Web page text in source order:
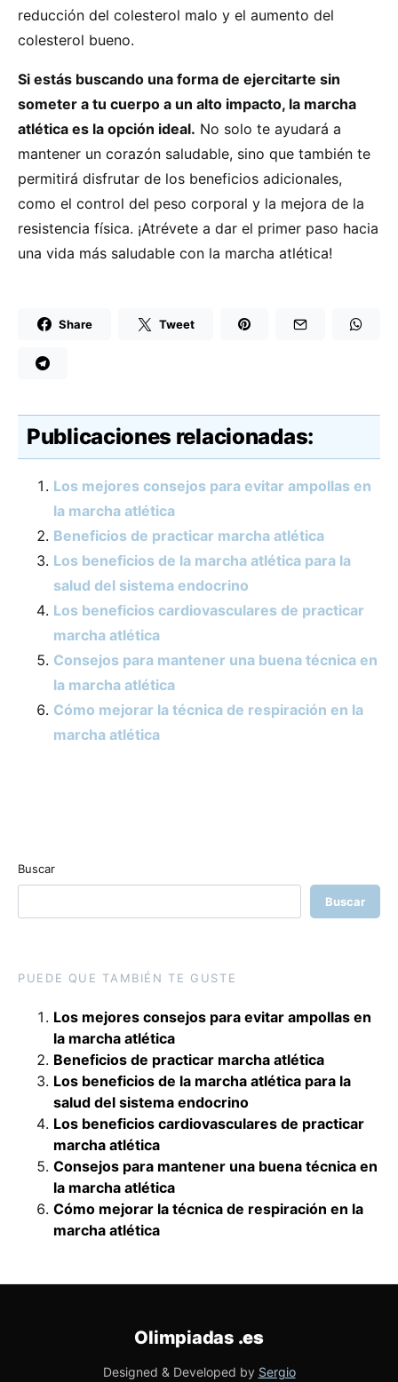
reducción del colesterol malo y el aumento del
colesterol bueno.
Si estás buscando una forma de ejercitarte sin
someter a tu cuerpo a un alto impacto, la marcha
atlética es la opción ideal. No solo te ayudará a
mantener un corazón saludable, sino que también te
permitirá disfrutar de los beneficios adicionales,
como el control del peso corporal y la mejora de la
resistencia física. ¡Atrévete a dar el primer paso hacia
una vida más saludable con la marcha atlética!
Share Tweet
Publicaciones relacionadas:
Los mejores consejos para evitar ampollas en
la marcha atlética
Beneficios de practicar marcha atlética
Los beneficios de la marcha atlética para la
salud del sistema endocrino
Los beneficios cardiovasculares de practicar
marcha atlética
Consejos para mantener una buena técnica en
la marcha atlética
Cómo mejorar la técnica de respiración en la
marcha atlética
Buscar
Buscar
PUEDE QUE TAMBIÉN TE GUSTE
Los mejores consejos para evitar ampollas en
la marcha atlética
Beneficios de practicar marcha atlética
Los beneficios de la marcha atlética para la
salud del sistema endocrino
Los beneficios cardiovasculares de practicar
marcha atlética
Consejos para mantener una buena técnica en
la marcha atlética
Cómo mejorar la técnica de respiración en la
marcha atlética
Olimpiadas .es
Designed & Developed by Sergio